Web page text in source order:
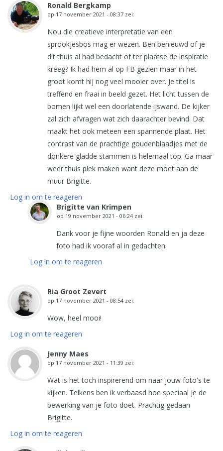
Ronald Bergkamp
op 17 november 2021 - 08:37 zei:
Nou die creatieve interpretatie van een
sprookjesbos mag er wezen. Ben benieuwd of je
dit thuis al had bedacht of ter plaatse de inspiratie
kreeg? Ik had hem al op FB gezien maar in het
groot komt hij nog veel mooier over. Je titel is
treffend en fraai in beeld gezet. Het licht tussen de
bomen lijkt wel een doorlatende ijswand. De kijker
zal zich afvragen wat zich daarachter bevind. Dat
maakt het ook meteen een spannende plaat. Het
contrast van de prachtige goudenblaadjes met de
donkere gladde stammen is helemaal top. Ga maar
weer thuis plek maken want deze moet aan de
muur Brigitte.
Log in om te reageren
Brigitte van Krimpen
op 19 november 2021 - 06:24 zei:
Dank voor je fijne woorden Ronald en ja deze
foto had ik vooraf al in gedachten.
Log in om te reageren
Ria Groot Zevert
op 17 november 2021 - 08:54 zei:
Wow, heel mooi!
Log in om te reageren
Jenny Maes
op 17 november 2021 - 11:39 zei:
Wat is het toch inspirerend om naar jouw foto's te
kijken. Telkens ben ik verbaasd hoe speciaal je de
bewerking van je foto doet. Prachtig gedaan
Brigitte.
Log in om te reageren